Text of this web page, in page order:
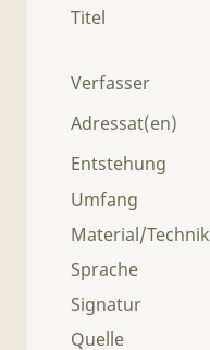
Titel
Verfasser
Adressat(en)
Entstehung
Umfang
Material/Technik
Sprache
Signatur
Quelle